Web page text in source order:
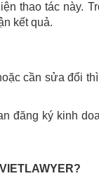
thao tác này.
kết quả.
cần sửa đổi
đăng ký kinh